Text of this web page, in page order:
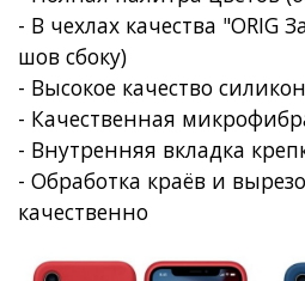
- В чехлах качества "ORIG
шов сбоку)
- Высокое качество
- Качественная
- Внутренняя вкладка
- Обработка краёв и
качественно